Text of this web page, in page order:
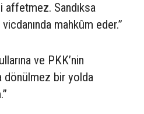
Sandıksa
mahkûm eder.”
ve PKK’nin
dönülmez bir yolda